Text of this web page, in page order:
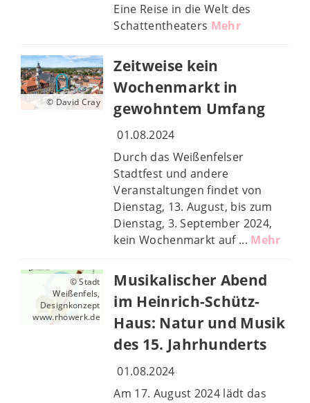
Eine Reise in die Welt des
Schattentheaters Mehr
© David Cray
Zeitweise kein
Wochenmarkt in
gewohntem Umfang
01.08.2024
Durch das Weißenfelser
Stadtfest und andere
Veranstaltungen findet von
Dienstag, 13. August, bis zum
Dienstag, 3. September 2024,
kein Wochenmarkt auf ... Mehr
© Stadt
Weißenfels,
Designkonzept
www.rhowerk.de
Musikalischer Abend
im Heinrich-Schütz-
Haus: Natur und Musik
des 15. Jahrhunderts
01.08.2024
Am 17. August 2024 lädt das